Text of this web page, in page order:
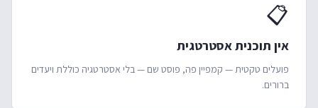
📋
אין תוכנית אסטרטגית
פועלים טקטית — קמפיין פה, פוסט שם — בלי אסטרטגיה כוללת ויעדים
ברורים.